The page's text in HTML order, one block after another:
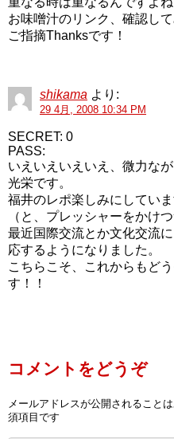
お味噌汁のリンク、確認して
ご指摘Thanksです！
shikama より:
29 4月, 2008 10:34 PM
SECRET: 0
PASS:
いえいえいえいえ、微力な
光栄です。
福井のレポ楽しみにしていま
（と、プレッシャーをかけ
最近国際交流とか文化交流
応するようになりました。
こちらこそ、これからもど
す！！
コメントをどうぞ
メールアドレスが公開されることは
須項目です